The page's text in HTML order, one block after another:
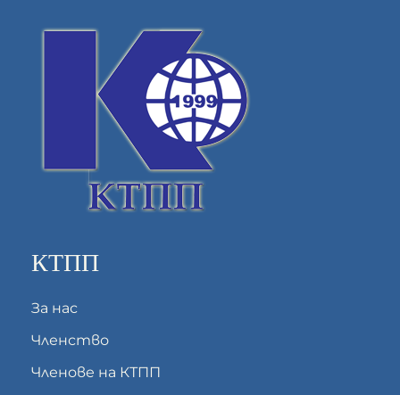
КТПП
За нас
Членство
Членове на КТПП